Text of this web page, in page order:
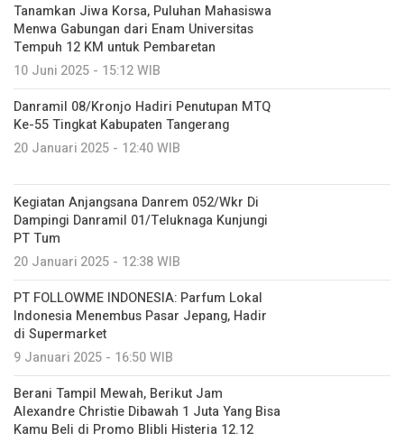
Tanamkan Jiwa Korsa, Puluhan Mahasiswa
Menwa Gabungan dari Enam Universitas
Tempuh 12 KM untuk Pembaretan
10 Juni 2025 - 15:12 WIB
Danramil 08/Kronjo Hadiri Penutupan MTQ
Ke-55 Tingkat Kabupaten Tangerang
20 Januari 2025 - 12:40 WIB
Kegiatan Anjangsana Danrem 052/Wkr Di
Dampingi Danramil 01/Teluknaga Kunjungi
PT Tum
20 Januari 2025 - 12:38 WIB
PT FOLLOWME INDONESIA: Parfum Lokal
Indonesia Menembus Pasar Jepang, Hadir
di Supermarket
9 Januari 2025 - 16:50 WIB
Berani Tampil Mewah, Berikut Jam
Alexandre Christie Dibawah 1 Juta Yang Bisa
Kamu Beli di Promo Blibli Histeria 12.12